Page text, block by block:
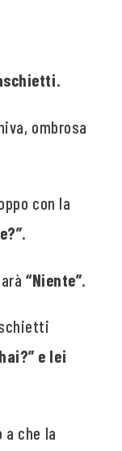
ombrosa
con la
.
“Niente”.
e lei
che la